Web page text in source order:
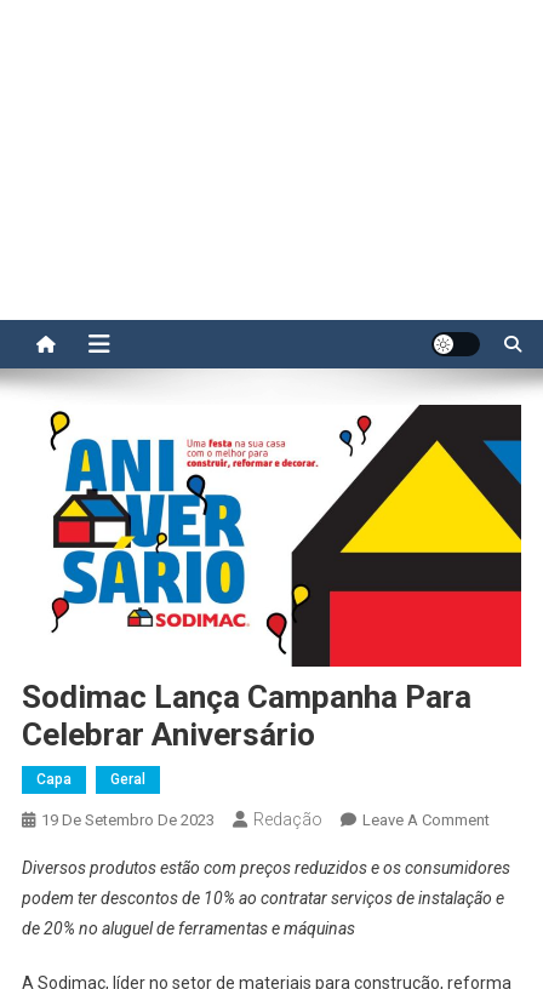
Sodimac Lança Campanha Para
Celebrar Aniversário
Capa Geral
19 De Setembro De 2023 Redação Leave A CommentOn
Lança
Diversos produtos estão com preços reduzidos e os consumidores
podem ter descontos de 10% ao contratar serviços de instalação e
de 20% no aluguel de ferramentas e máquinas
A Sodimac, líder no setor de materiais para construção, reforma